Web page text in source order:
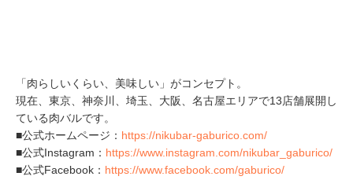
「肉らしいくらい、美味しい」がコンセプト。
現在、東京、神奈川、埼玉、大阪、名古屋エリアで13店舗展開し
ている肉バルです。
■公式ホームページ： https://nikubar-gaburico.com/
■公式Instagram： https://www.instagram.com/nikubar_gaburico/
■公式Facebook： https://www.facebook.com/gaburico/